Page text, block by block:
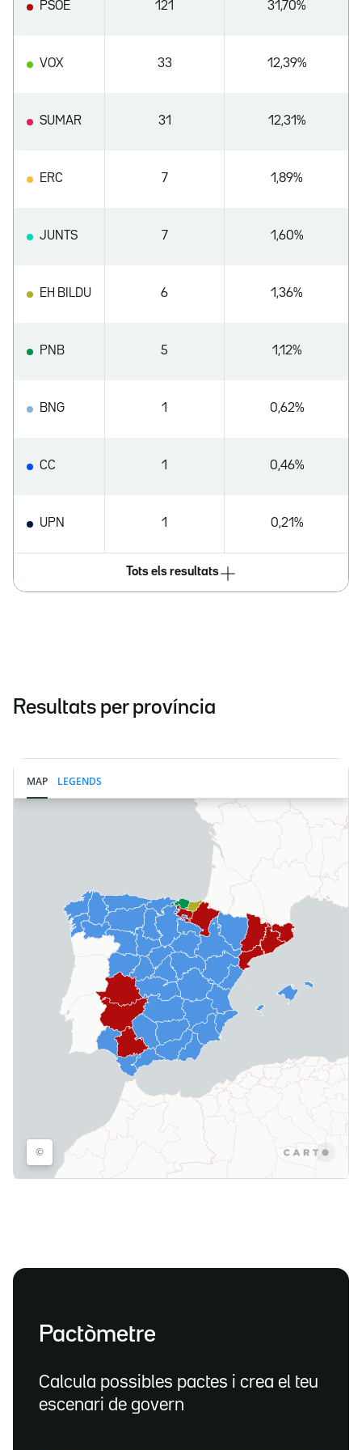
PSOE 121 31,70%
VOX 33 12,39%
SUMAR 31 12,31%
ERC 7 1,89%
JUNTS 7 1,60%
EH BILDU 6 1,36%
PNB 5 1,12%
BNG 1 0,62%
CC 1 0,46%
UPN 1 0,21%
Tots els resultats
Resultats per província
Pactòmetre
Calcula possibles pactes i crea el teu
escenari de govern